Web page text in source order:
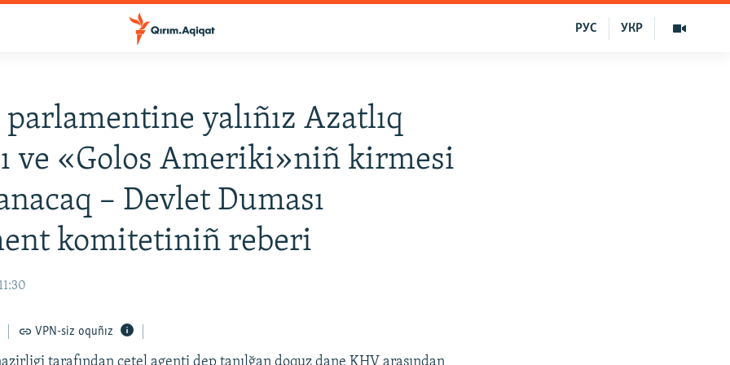
УКР
РУС
parlamentine yalıñız Azatlıq
ve «Golos Ameriki»niñ kirmesi
– Devlet Duması
komitetiniñ reberi
VPN-siz oquñız